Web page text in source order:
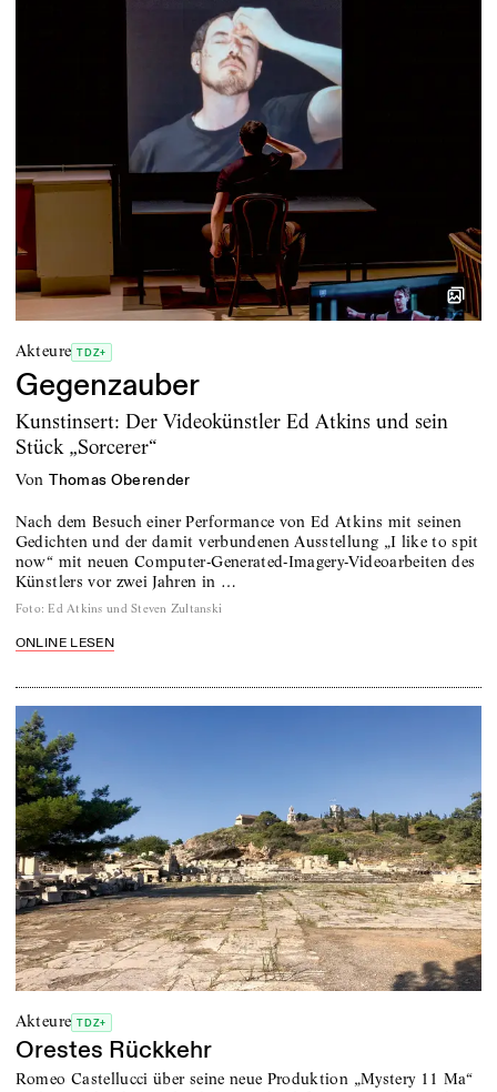
Akteure TDZ+
Gegenzauber
Kunstinsert: Der Videokünstler Ed Atkins und sein
Stück „Sorcerer“
von Thomas Oberender
Nach dem Besuch einer Performance von Ed Atkins mit seinen
Gedichten und der damit verbundenen Ausstellung „I like to spit
now“ mit neuen Computer-Generated-Imagery-Videoarbeiten des
Künstlers vor zwei Jahren in …
Foto: Ed Atkins und Steven Zultanski
ONLINE LESEN
Akteure TDZ+
Orestes Rückkehr
Romeo Castellucci über seine neue Produktion „Mystery 11 Ma“